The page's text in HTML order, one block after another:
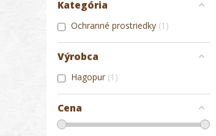
Kategória
Ochranné prostriedky 1
Výrobca
Hagopur 1
Cena